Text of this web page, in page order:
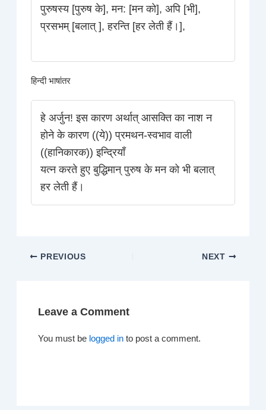
पुरुषस्य [पुरुष के], मन: [मन को], अपि [भी],
प्रसभम् [बलात् ], हरन्ति [हर लेती हैं।],
हिन्दी भाषांतर
हे अर्जुन! इस कारण अर्थात् आसक्ति का नाश न
होने के कारण ((ये)) प्रमथन-स्वभाव वाली
((हानिकारक)) इन्द्रियाँ
यत्न करते हुए बुद्धिमान्‌ पुरुष के मन को भी बलात्‌
हर लेती हैं।
PREVIOUS NEXT
Leave a Comment
You must be logged in to post a comment.